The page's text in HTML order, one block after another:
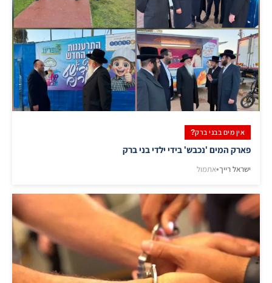
אין מים בבני ברק?
פארק המים 'נכבש' בידי ילדי בני ברק
ישראל רייך•אתמול